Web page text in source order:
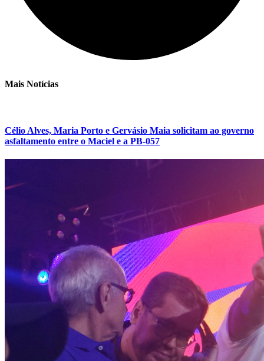
Mais Notícias
Célio Alves, Maria Porto e Gervásio Maia solicitam ao governo
asfaltamento entre o Maciel e a PB-057